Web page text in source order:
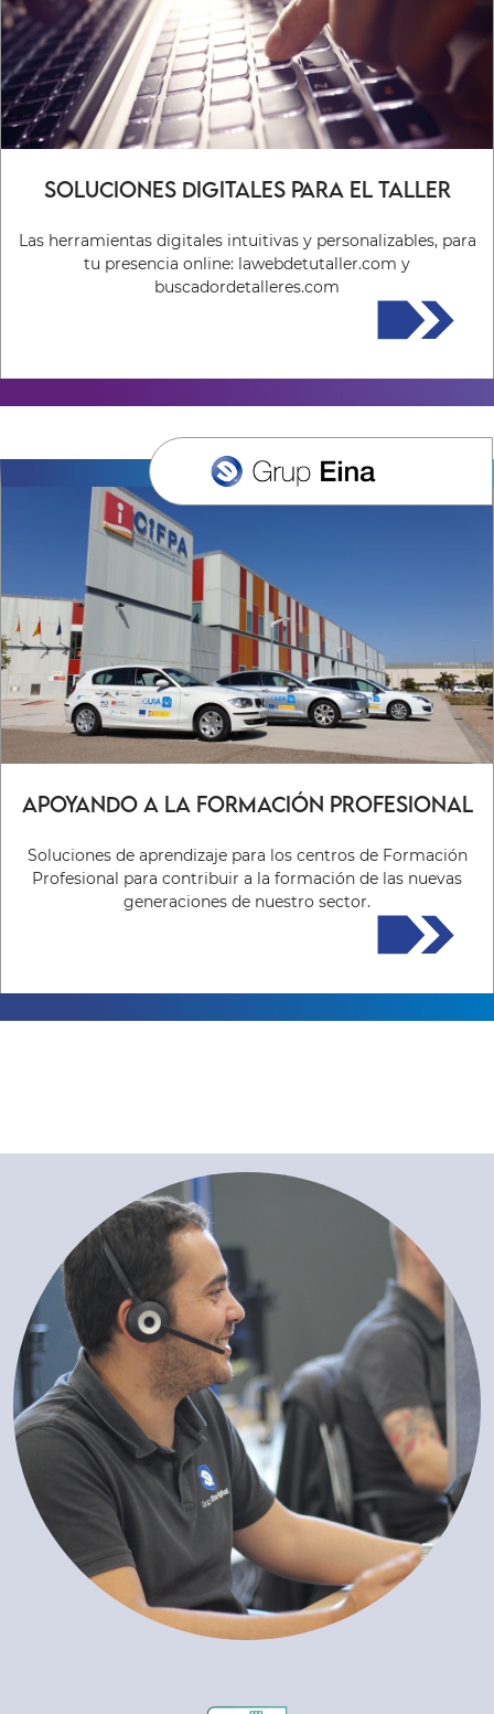
Soluciones digitales para el taller
Las herramientas digitales intuitivas y personalizables, para
tu presencia online: lawebdetutaller.com y
buscadordetalleres.com
Apoyando a la Formación Profesional
Soluciones de aprendizaje para los centros de Formación
Profesional para contribuir a la formación de las nuevas
generaciones de nuestro sector.